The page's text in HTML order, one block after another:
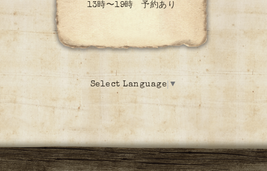
13時〜19時 予約あり
Select Language ▼